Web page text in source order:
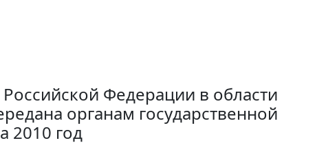
Федерации в области
органам государственной
2010 год